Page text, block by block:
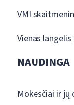
VMI
Vienas
NAUDINGA
Mokesčiai ir jų